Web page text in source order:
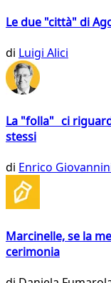
Le due "città" di
di Luigi Alici
La "folla" ci
stessi
di Enrico
Marcinelle, se la
cerimonia